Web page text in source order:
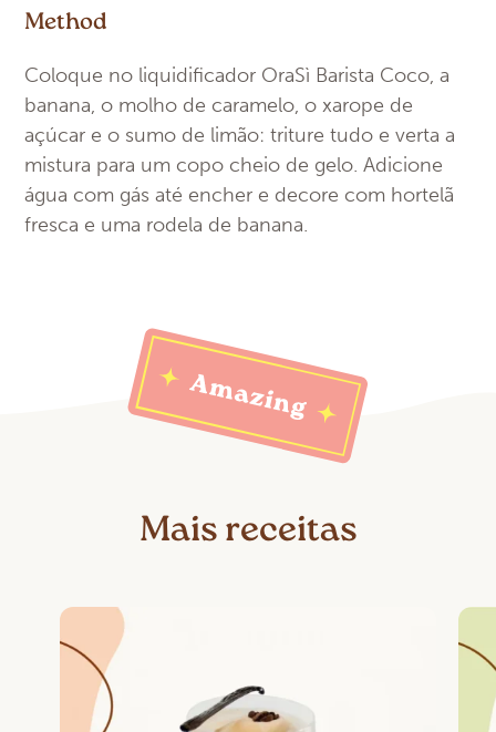
Method
Coloque no liquidificador OraSì Barista Coco, a
banana, o molho de caramelo, o xarope de
açúcar e o sumo de limão: triture tudo e verta a
mistura para um copo cheio de gelo. Adicione
água com gás até encher e decore com hortelã
fresca e uma rodela de banana.
Mais receitas